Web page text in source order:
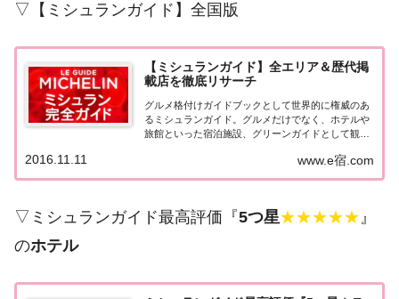
▽【ミシュランガイド】全国版
【ミシュランガイド】全エリア＆歴代掲
載店を徹底リサーチ
グルメ格付けガイドブックとして世界的に権威のあ
るミシュランガイド。グルメだけでなく、ホテルや
旅館といった宿泊施設、グリーンガイドとして観光
本版としては、2007年11月20日に「ミシュランガイ
ド東京版2008」が発売されてからエリアを...
www.e宿.com
2016.11.11
▽ミシュランガイド最高評価『5つ星★★★★★』
のホテル